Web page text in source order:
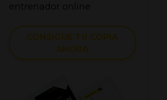
entrenador online
CONSIGUE TU COPIA
AHORA